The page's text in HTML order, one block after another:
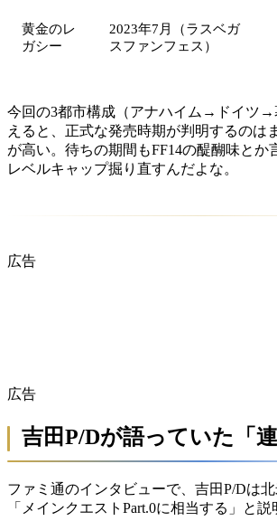
黄金のレ
ガシー
2023年7月（ラスベガ
スファンフェス）
今回の3都市構成（アナハイム→ドイツ→
えると、正式な発売時期が判明するのは
が高い。待ちの期間もFF14の醍醐味とか
レベルキャップ掘り直すんだよな。
広告
広告
吉田P/Dが語っていた「連
ファミ通のインタビューで、吉田P/Dは
「メインクエストPart.0に相当する」と